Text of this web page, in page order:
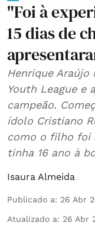
"Foi à
15 dias de
Henrique
Youth League e
campeão.
ídolo Cristiano
como o filho foi
tinha 16 ano à
Isaura Almeida
Publicado a: 26 Abr
Atualizado a: 26 Abr